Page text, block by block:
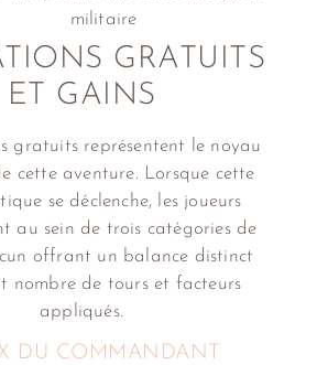
militaire
GRATUITS
ET GAINS
gratuits représentent le noyau
cette aventure. Lorsque cette
se déclenche, les joueurs
au sein de trois catégories de
offrant un balance distinct
nombre de tours et facteurs
appliqués.
DU COMMANDANT